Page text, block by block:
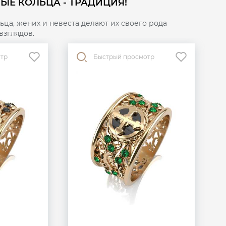
камней на артикул: 14 Бр Кр57 0,182 3/5 А.
сертификат качества от бренда GRAF
подлинность украшения и его
КОЛЬЦА - ТРАДИЦИЯ!
жених и невеста делают их своего рода
Быстрый просмотр